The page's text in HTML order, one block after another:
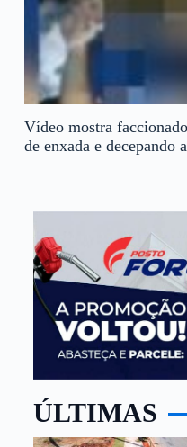
Vídeo mostra
de enxada e decepando
ÚLTIMAS